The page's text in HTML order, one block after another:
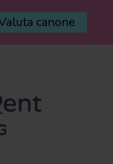
canone